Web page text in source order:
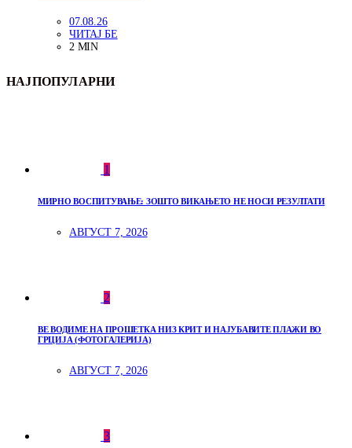
07.08.26
ЧИТАЈ БЕ
2 MIN
НАЈПОПУЛАРНИ
1
МИРНО ВОСПИТУВАЊЕ: ЗОШТО ВИКАЊЕТО НЕ НОСИ РЕЗУЛТАТИ
АВГУСТ 7, 2026
2
ВЕ ВОДИМЕ НА ПРОШЕТКА НИЗ КРИТ И НАЈУБАВИТЕ ПЛАЖИ ВО
ГРЦИЈА (ФОТОГАЛЕРИЈА)
АВГУСТ 7, 2026
3